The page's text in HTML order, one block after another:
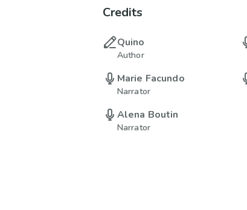
Credits
Quino
Author
Marie Facundo
Narrator
Alena Boutin
Narrator